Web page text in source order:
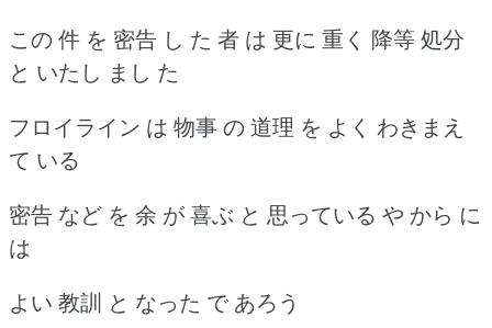
この 件 を 密告 し た 者 は 更に 重く 降等 処分
と いたし まし た
フロイライン は 物事 の 道理 を よく わきまえ
て いる
密告 など を 余 が 喜ぶ と 思っている や から に
は
よい 教訓 と なった で あろう